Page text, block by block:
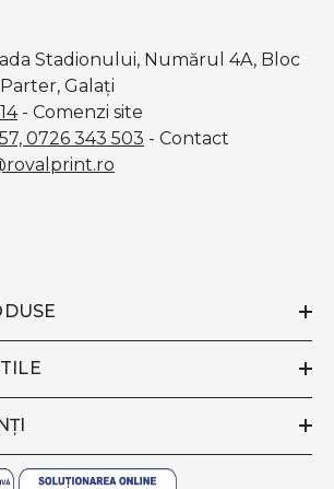
Stadionului, Numărul 4A, Bloc
Parter, Galaţi
- Comenzi site
0726 343 503 - Contact